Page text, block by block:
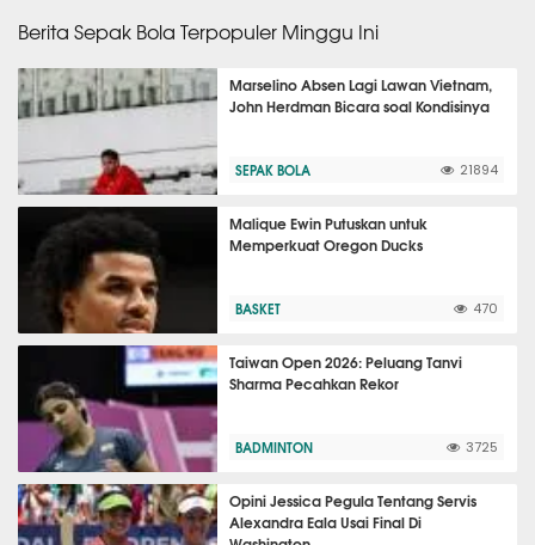
Berita Sepak Bola Terpopuler Minggu Ini
Marselino Absen Lagi Lawan Vietnam,
John Herdman Bicara soal Kondisinya
SEPAK BOLA 21894
Malique Ewin Putuskan untuk
Memperkuat Oregon Ducks
BASKET 470
Taiwan Open 2026: Peluang Tanvi
Sharma Pecahkan Rekor
BADMINTON 3725
Opini Jessica Pegula Tentang Servis
Alexandra Eala Usai Final Di